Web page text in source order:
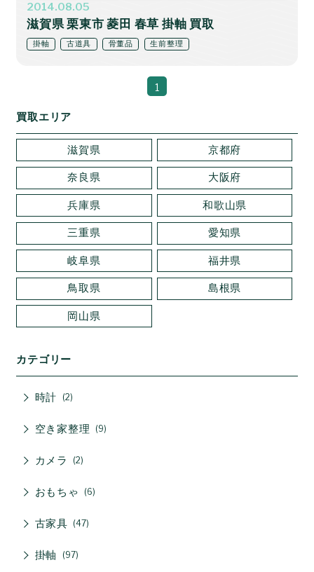
2014.08.05
滋賀県 栗東市 菱田 春草 掛軸 買取
掛軸 古道具 骨董品 生前整理
1
買取エリア
滋賀県 京都府
奈良県 大阪府
兵庫県 和歌山県
三重県 愛知県
岐阜県 福井県
鳥取県 島根県
岡山県
カテゴリー
時計 2
空き家整理 9
カメラ 2
おもちゃ 6
古家具 47
掛軸 97